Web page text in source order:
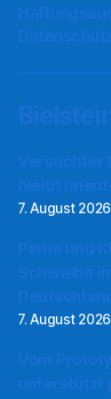
7. August 2026
7. August 2026